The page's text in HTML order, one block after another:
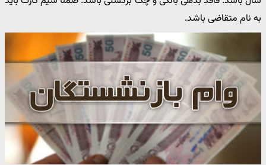
به نام متقاضی باشد.